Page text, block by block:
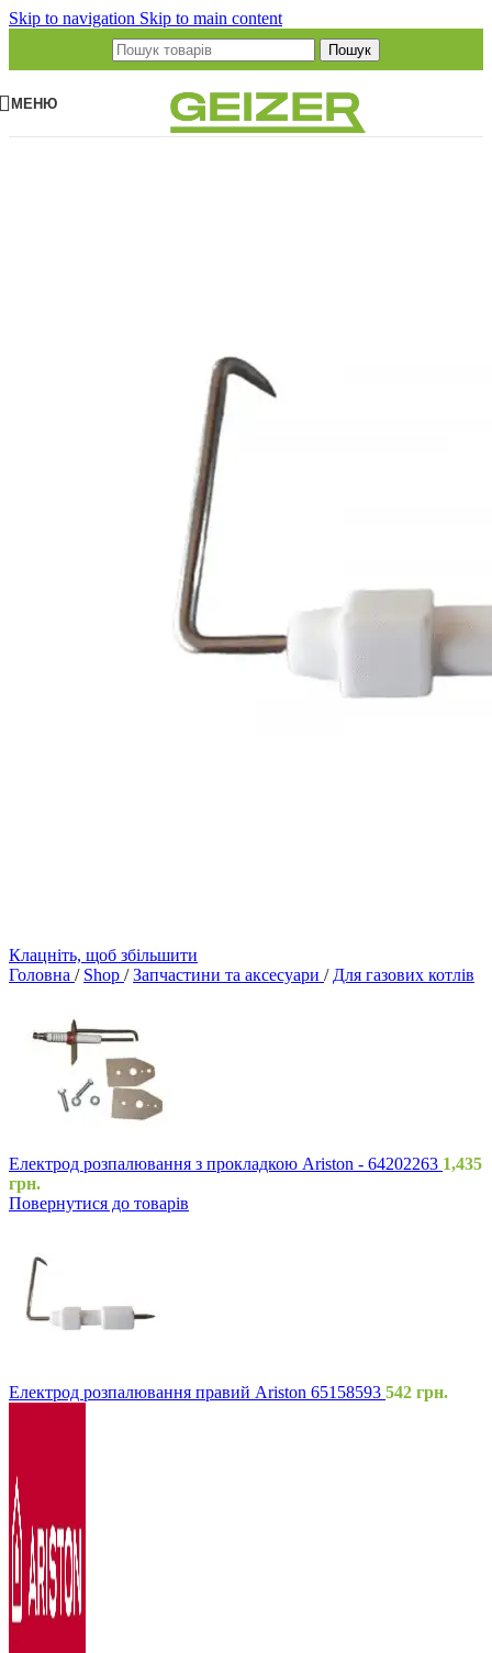
Skip to navigation Skip to main content
Пошук
МЕНЮ
Клацніть, щоб збільшити
Головна / Shop / Запчастини та аксесуари / Для газових котлів
Електрод розпалювання з прокладкою Ariston - 64202263 1,435
грн.
Повернутися до товарів
Електрод розпалювання правий Ariston 65158593 542 грн.